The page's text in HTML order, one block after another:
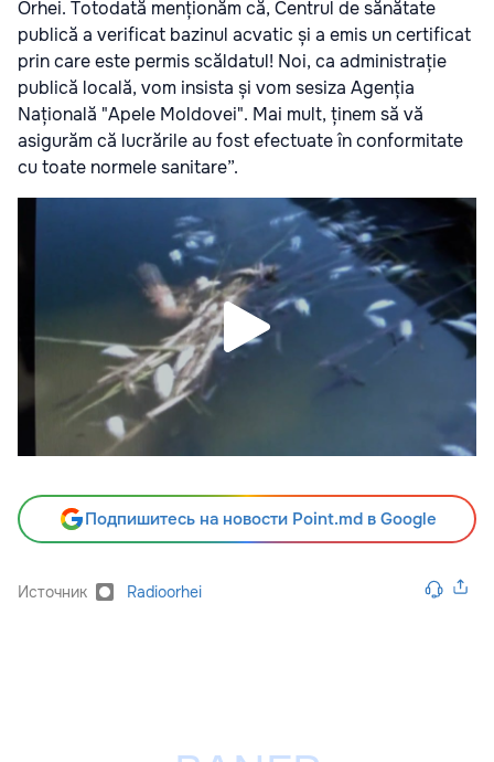
Orhei. Totodată menționăm că, Centrul de sănătate
publică a verificat bazinul acvatic și a emis un certificat
prin care este permis scăldatul! Noi, ca administrație
publică locală, vom insista și vom sesiza Agenția
Națională "Apele Moldovei". Mai mult, ținem să vă
asigurăm că lucrările au fost efectuate în conformitate
cu toate normele sanitare”.
Подпишитесь на новости Point.md в Google
Источник Radioorhei